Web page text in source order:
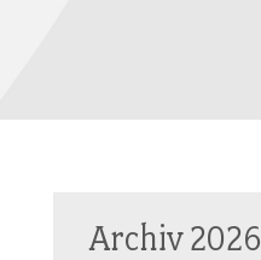
Archiv 2026